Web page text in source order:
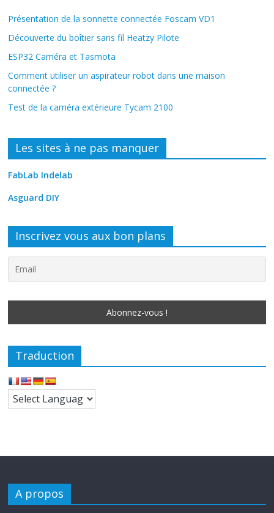
Présentation de la sonnette connectée Foscam VD1
Découverte du boîtier sans fil Heatzy Pilote
ESP32 Caméra et Tasmota
Comment utiliser un aspirateur robot dans une maison
connectée ?
Test de la caméra extérieure Tycam 2100
Les sites à ne pas manquer
FabLab Indelab
Asguard DIY
Inscrivez vous aux bon plans
Traduction
A propos